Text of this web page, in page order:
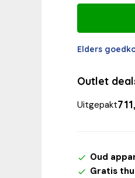
Elders
Outlet
Uitgepakt
Oud
Gratis